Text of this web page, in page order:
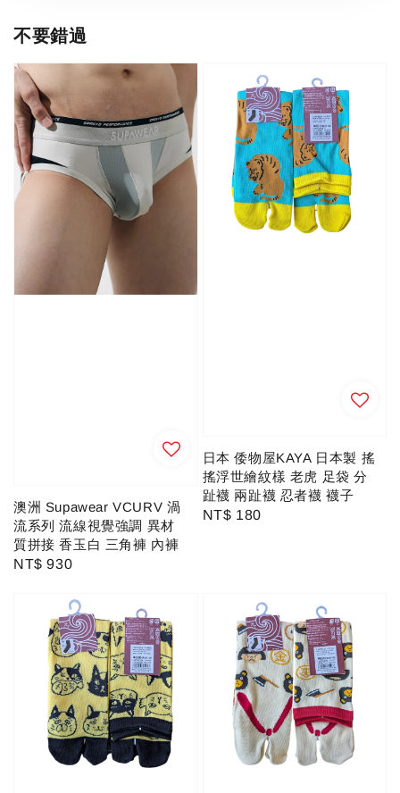
不要錯過
澳洲 Supawear VCURV 渦
流系列 流線視覺強調 異材
質拼接 香玉白 三角褲 內褲
Regular
NT$ 930
日本 倭物屋KAYA 日本製 搖
搖浮世繪紋樣 老虎 足袋 分
趾襪 兩趾襪 忍者襪 襪子
Regular
NT$ 180